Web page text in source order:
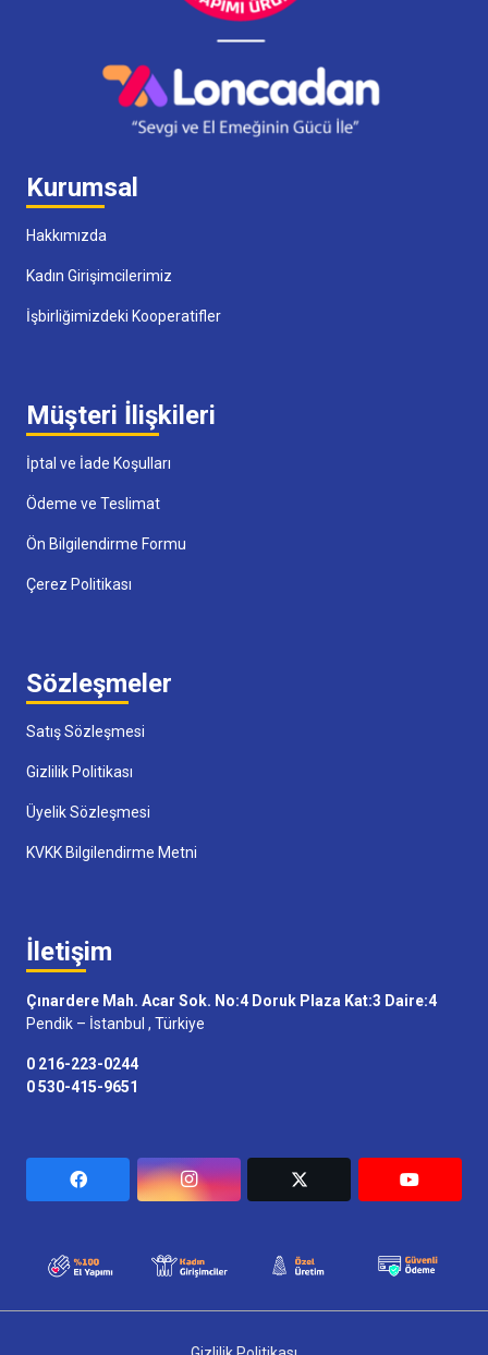
Kurumsal
Hakkımızda
Kadın Girişimcilerimiz
İşbirliğimizdeki Kooperatifler
Müşteri İlişkileri
İptal ve İade Koşulları
Ödeme ve Teslimat
Ön Bilgilendirme Formu
Çerez Politikası
Sözleşmeler
Satış Sözleşmesi
Gizlilik Politikası
Üyelik Sözleşmesi
KVKK Bilgilendirme Metni
İletişim
Çınardere Mah. Acar Sok. No:4 Doruk Plaza Kat:3 Daire:4
Pendik – İstanbul , Türkiye
0 216-223-0244
0 530-415-9651